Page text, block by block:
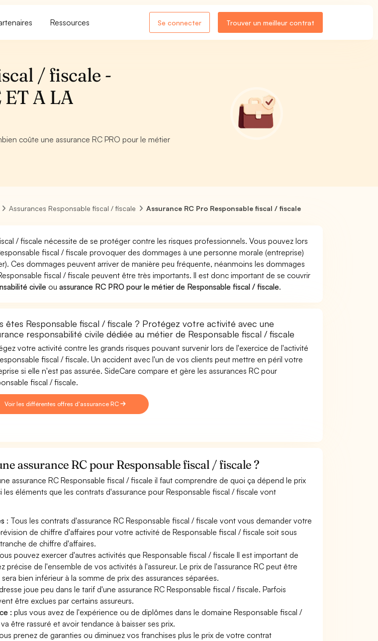
Ressources Se connecter Trouver un meilleur contrat
/ fiscale -
ET A LA
coûte une assurance RC PRO pour le métier
Assurances Responsable fiscal / fiscale Assurance RC Pro Responsable fiscal / fiscale
/ fiscale nécessite de se protéger contre les risques professionnels. Vous pouvez lors
fiscal / fiscale provoquer des dommages à une personne morale (entreprise)
Ces dommages peuvent arriver de manière peu fréquente, néanmoins les dommages
fiscal / fiscale peuvent être très importants. Il est donc important de se couvrir
civile ouassurance RC PRO pour le métier de Responsable fiscal / fiscale.
êtes Responsable fiscal / fiscale ? Protégez votre activité avec une
responsabilité civile dédiée au métier de Responsable fiscal / fiscale
votre activité contre les grands risques pouvant survenir lors de l'exercice de l'activité
fiscal / fiscale. Un accident avec l'un de vos clients peut mettre en péril votre
si elle n'est pas assurée. SideCare compare et gère les assurances RC pour
fiscal / fiscale.
Voir les différentes offres d'assurance RC
assurance RC pour Responsable fiscal / fiscale ?
assurance RC Responsable fiscal / fiscale il faut comprendre de quoi ça dépend le prix
les éléments que les contrats d'assurance pour Responsable fiscal / fiscale vont
: Tous les contrats d'assurance RC Responsable fiscal / fiscale vont vous demander votre
de chiffre d'affaires pour votre activité de Responsable fiscal / fiscale soit sous
de chiffre d'affaires.
pouvez exercer d'autres activités que Responsable fiscal / fiscale Il est important de
précise de l'ensemble de vos activités à l'assureur. Le prix de l'assurance RC peut être
sera bien inférieur à la somme de prix des assurances séparées.
joue peu dans le tarif d'une assurance RC Responsable fiscal / fiscale. Parfois
être exclues par certains assureurs.
:plus vous avez de l'expérience ou de diplômes dans le domaine Responsable fiscal /
être rassuré et avoir tendance à baisser ses prix.
prenez de garanties ou diminuez vos franchises plus le prix de votre contrat